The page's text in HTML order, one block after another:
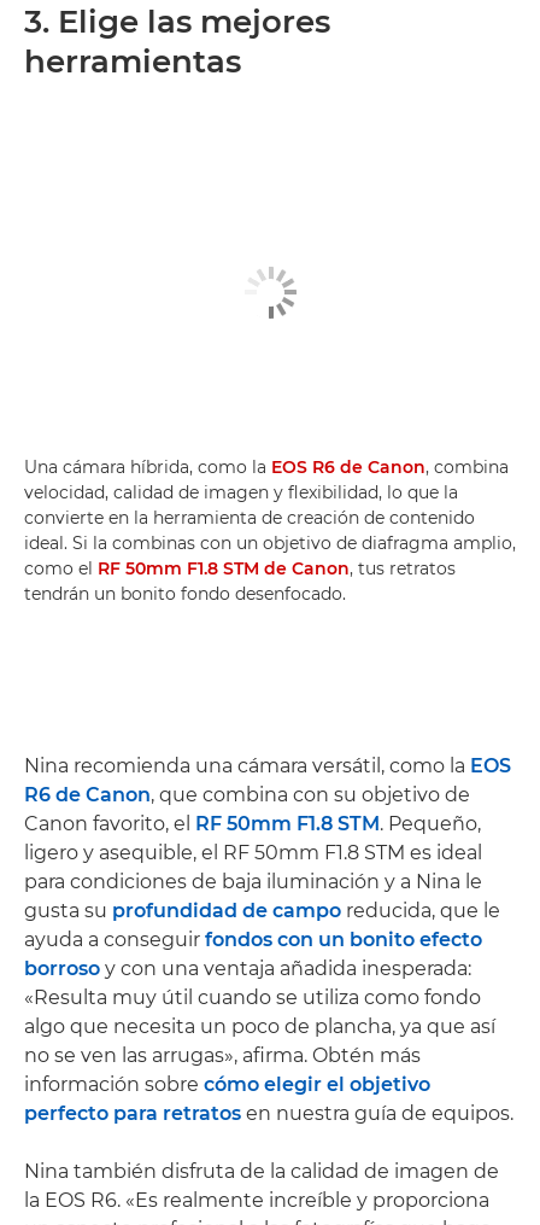
3. Elige las mejores
herramientas
Una cámara híbrida, como la EOS R6 de Canon, combina
velocidad, calidad de imagen y flexibilidad, lo que la
convierte en la herramienta de creación de contenido
ideal. Si la combinas con un objetivo de diafragma amplio,
como el RF 50mm F1.8 STM de Canon, tus retratos
tendrán un bonito fondo desenfocado.
Nina recomienda una cámara versátil, como la EOS
R6 de Canon, que combina con su objetivo de
Canon favorito, el RF 50mm F1.8 STM. Pequeño,
ligero y asequible, el RF 50mm F1.8 STM es ideal
para condiciones de baja iluminación y a Nina le
gusta su profundidad de campo reducida, que le
ayuda a conseguir fondos con un bonito efecto
borroso y con una ventaja añadida inesperada:
«Resulta muy útil cuando se utiliza como fondo
algo que necesita un poco de plancha, ya que así
no se ven las arrugas», afirma. Obtén más
información sobre cómo elegir el objetivo
perfecto para retratos en nuestra guía de equipos.
Nina también disfruta de la calidad de imagen de
la EOS R6. «Es realmente increíble y proporciona